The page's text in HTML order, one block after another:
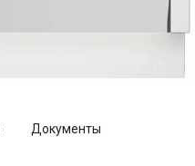
Документы